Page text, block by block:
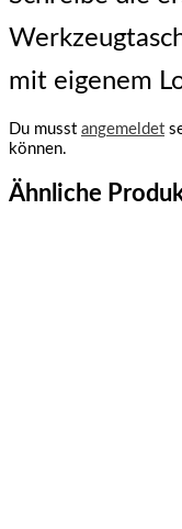
mit eigenem
Du musst angemeldet
können.
Ähnliche